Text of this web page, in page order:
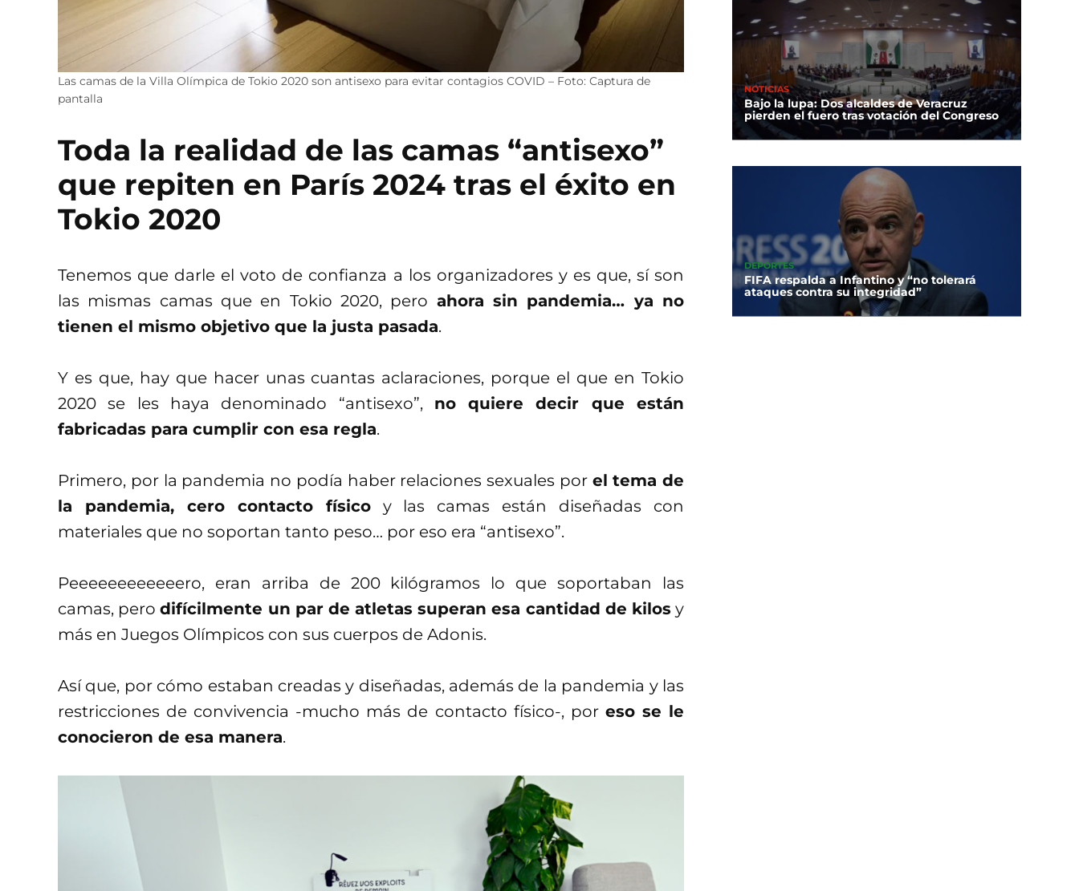
Las camas de la Villa Olímpica de Tokio 2020 son antisexo para evitar contagios COVID – Foto: Captura de
pantalla
Toda la realidad de las camas “antisexo”
que repiten en París 2024 tras el éxito en
Tokio 2020
Tenemos que darle el voto de confianza a los organizadores y es que, sí son
las mismas camas que en Tokio 2020, pero ahora sin pandemia… ya no
tienen el mismo objetivo que la justa pasada.
Y es que, hay que hacer unas cuantas aclaraciones, porque el que en Tokio
2020 se les haya denominado “antisexo”, no quiere decir que están
fabricadas para cumplir con esa regla.
Primero, por la pandemia no podía haber relaciones sexuales por el tema de
la pandemia, cero contacto físicoy las camas están diseñadas con
materiales que no soportan tanto peso… por eso era “antisexo”.
Peeeeeeeeeeeero, eran arriba de 200 kilógramos lo que soportaban las
camas, perodifícilmente un par de atletas superan esa cantidad de kilosy
más en Juegos Olímpicos con sus cuerpos de Adonis.
Así que, por cómo estaban creadas y diseñadas, además de la pandemia y las
restricciones de convivencia -mucho más de contacto físico-, por eso se le
conocieron de esa manera.
NOTICIAS
Bajo la lupa: Dos alcaldes de Veracruz
pierden el fuero tras votación del Congreso
DEPORTES
FIFA respalda a Infantino y “no tolerará
ataques contra su integridad”